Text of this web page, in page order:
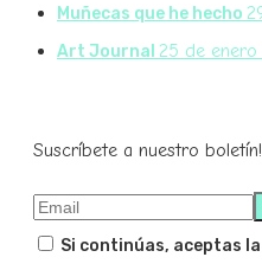
Muñecas que he hecho
Art Journal 25 de enero
Suscríbete a nuestro boletín!
Si continúas, aceptas